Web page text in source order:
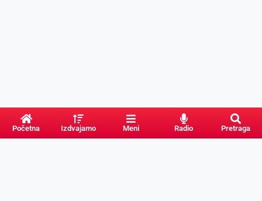
Početna Izdvajamo Meni Radio Pretraga